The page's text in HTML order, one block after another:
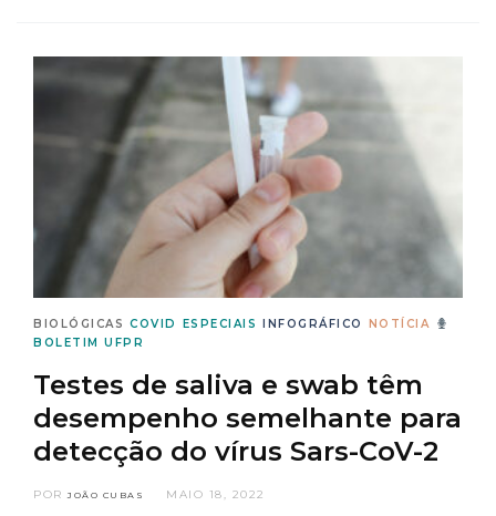
BIOLÓGICAS COVID ESPECIAIS INFOGRÁFICO
NOTÍCIA
BOLETIM UFPR
Testes de saliva e swab têm
desempenho semelhante para
detecção do vírus Sars-CoV-2
PORJOÃO CUBAS MAIO 18, 2022